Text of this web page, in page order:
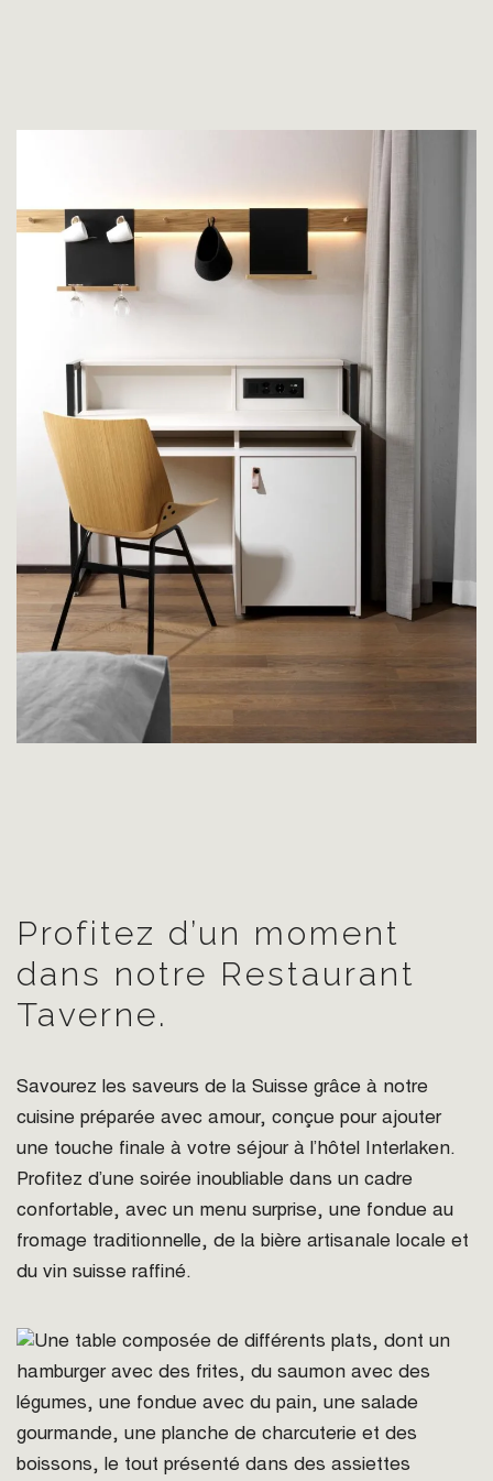
Profitez d’un moment
dans notre Restaurant
Taverne.
Savourez les saveurs de la Suisse grâce à notre
cuisine préparée avec amour, conçue pour ajouter
une touche finale à votre séjour à l’hôtel Interlaken.
Profitez d’une soirée inoubliable dans un cadre
confortable, avec un menu surprise, une fondue au
fromage traditionnelle, de la bière artisanale locale et
du vin suisse raffiné.